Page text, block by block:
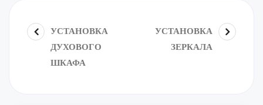
УСТАНОВКА
ДУХОВОГО
ШКАФА
УСТАНОВКА
ЗЕРКАЛА